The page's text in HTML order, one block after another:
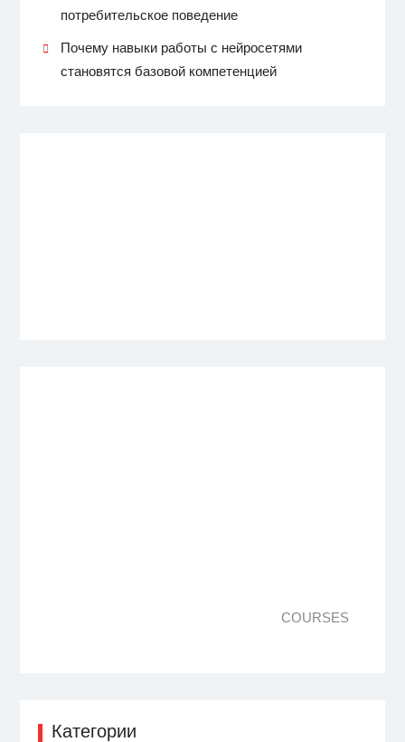
потребительское поведение
Почему навыки работы с нейросетями
становятся базовой компетенцией
COURSES
Категории